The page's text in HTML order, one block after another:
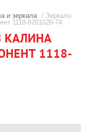
и зеркала / Зеркало
1118-8201020-74
КАЛИНА
1118-